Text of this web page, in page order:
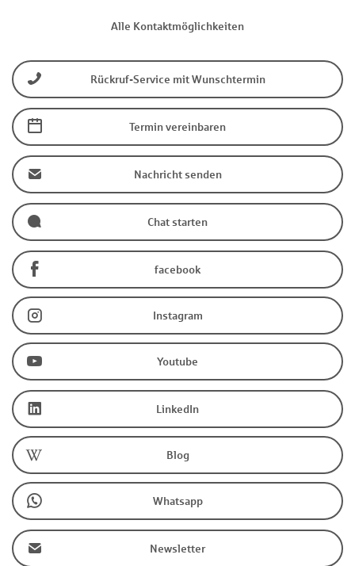
Alle Kontaktmöglichkeiten
Rückruf-Service mit Wunschtermin
Termin vereinbaren
Nachricht senden
Chat starten
facebook
Instagram
Youtube
LinkedIn
Blog
Whatsapp
Newsletter